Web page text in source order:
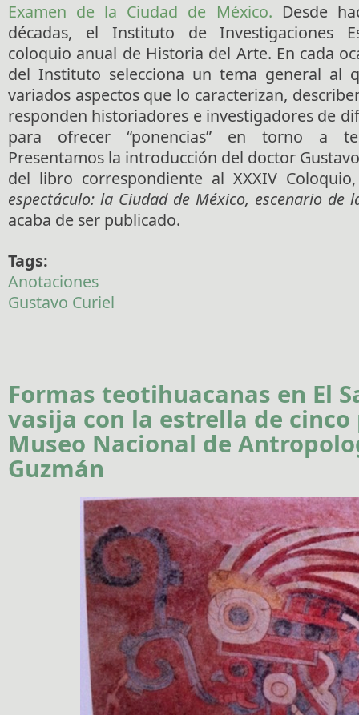
Examen de la Ciudad de México. Desde
décadas, el Instituto de Investigaciones
coloquio anual de Historia del Arte. En cada
del Instituto selecciona un tema general al
variados aspectos que lo caracterizan,
responden historiadores e investigadores de
para ofrecer “ponencias” en torno a
Presentamos la introducción del doctor
del libro correspondiente al XXXIV
espectáculo: la Ciudad de México, escenario de
acaba de ser publicado.
Tags:
Anotaciones
Gustavo Curiel
Formas teotihuacanas en El
vasija con la estrella de
Museo Nacional de
Guzmán